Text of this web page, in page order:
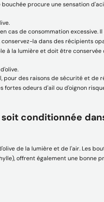
procure une sensation
cas de consommation excessive.
la dans des récipients
à la lumière et doit être
pour des raisons de sécurité et de
fortes odeurs d'ail ou d'oignon
conditionnée
de la lumière et de l'air. Les
offrent également une bonne